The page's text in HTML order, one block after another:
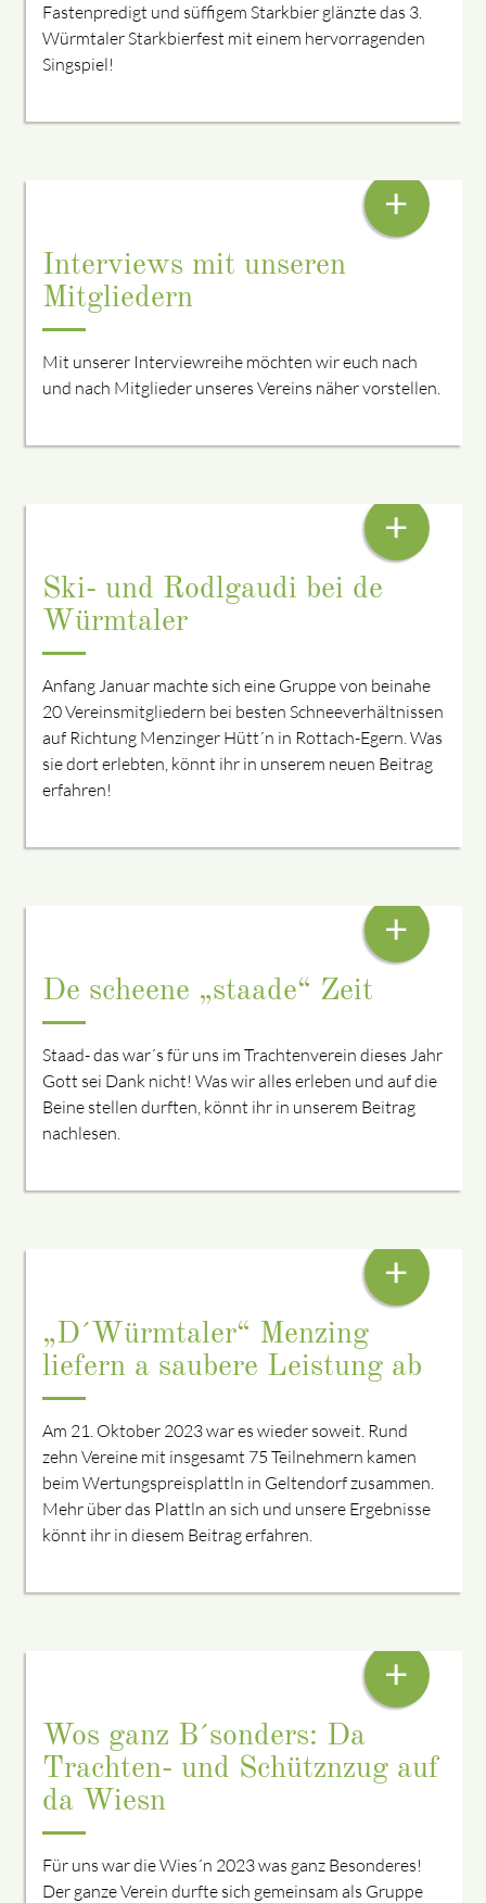
Fastenpredigt und süffigem Starkbier glänzte das 3.
Würmtaler Starkbierfest mit einem hervorragenden
Singspiel!
Interviews mit unseren
Mitgliedern
Mit unserer Interviewreihe möchten wir euch nach
und nach Mitglieder unseres Vereins näher vorstellen.
+
Ski- und Rodlgaudi bei de
Würmtaler
Anfang Januar machte sich eine Gruppe von beinahe
20 Vereinsmitgliedern bei besten Schneeverhältnissen
auf Richtung Menzinger Hütt´n in Rottach-Egern. Was
sie dort erlebten, könnt ihr in unserem neuen Beitrag
erfahren!
+
De scheene „staade“ Zeit
Staad- das war´s für uns im Trachtenverein dieses Jahr
Gott sei Dank nicht! Was wir alles erleben und auf die
Beine stellen durften, könnt ihr in unserem Beitrag
nachlesen.
+
„D´Würmtaler“ Menzing
liefern a saubere Leistung ab
Am 21. Oktober 2023 war es wieder soweit. Rund
zehn Vereine mit insgesamt 75 Teilnehmern kamen
beim Wertungspreisplattln in Geltendorf zusammen.
Mehr über das Plattln an sich und unsere Ergebnisse
könnt ihr in diesem Beitrag erfahren.
+
Wos ganz B´sonders: Da
Trachten- und Schütznzug auf
da Wiesn
Für uns war die Wies´n 2023 was ganz Besonderes!
Der ganze Verein durfte sich gemeinsam als Gruppe
+